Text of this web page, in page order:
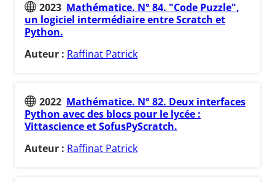
2023 Mathématice. N° 84. "Code Puzzle",
un logiciel intermédiaire entre Scratch et
Python.
Auteur : Raffinat Patrick
2022 Mathématice. N° 82. Deux interfaces
Python avec des blocs pour le lycée :
Vittascience et SofusPyScratch.
Auteur : Raffinat Patrick